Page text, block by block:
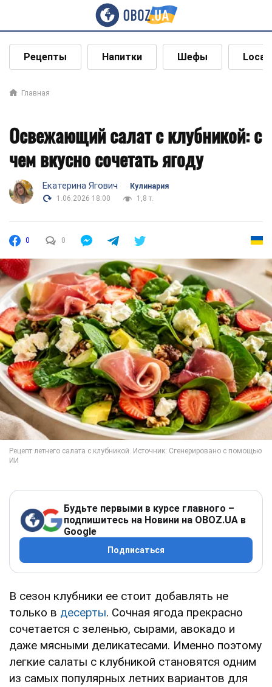
Рецепты Напитки Шефы Local
Главная
Освежающий салат с клубникой: с
чем вкусно сочетать ягоду
Екатерина Ягович
Кулинария
1.06.2026 18:00
1,8 т.
0 0
Будьте первыми в курсе главного –
подпишитесь на Новини на OBOZ.UA в
Google
Подписаться
В сезон клубники ее стоит добавлять не
только в десерты. Сочная ягода прекрасно
сочетается с зеленью, сырами, авокадо и
даже мясными деликатесами. Именно поэтому
легкие салаты с клубникой становятся одним
из самых популярных летних вариантов для